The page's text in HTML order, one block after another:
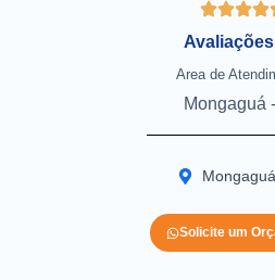
Area de
Mongaguá
Solicite um